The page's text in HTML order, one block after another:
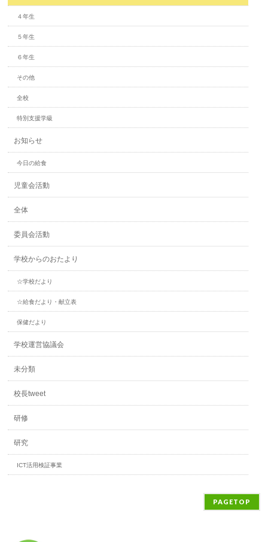
４年生
５年生
６年生
その他
全校
特別支援学級
お知らせ
今日の給食
児童会活動
全体
委員会活動
学校からのおたより
☆学校だより
☆給食だより・献立表
保健だより
学校運営協議会
未分類
校長tweet
研修
研究
ICT活用検証事業
PAGETOP